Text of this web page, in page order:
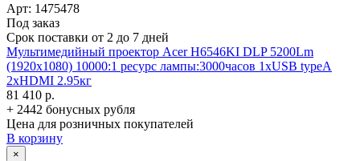
Арт: 1475478
Под заказ
Срок поставки от 2 до 7 дней
Мультимедийный проектор Acer H6546KI DLP 5200Lm
(1920x1080) 10000:1 ресурс лампы:3000часов 1xUSB typeA
2xHDMI 2.95кг
81 410 р.
+ 2442 бонусных рубля
Цена для розничных покупателей
В корзину
×